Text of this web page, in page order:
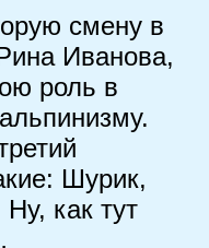
смену в
Иванова,
роль в
Шурик,
как тут